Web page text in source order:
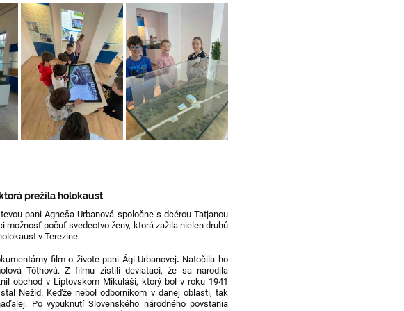
prežila holokaust
pani Agneša Urbanová spoločne s dcérou Tatjanou
možnosť počuť svedectvo ženy, ktorá zažila nielen druhú
v Terezíne.
film o živote pani Ági Urbanovej. Natočila ho
Tóthová. Z filmu zistili deviataci, že sa narodila
obchod v Liptovskom Mikuláši, ktorý bol v roku 1941
Nežid. Keďže nebol odborníkom v danej oblasti, tak
Po vypuknutí Slovenského národného povstania